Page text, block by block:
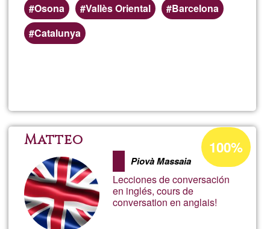
Osona
Vallès Oriental
Barcelona
Catalunya
Simó
i
Matteo
Piovà Massaia
Lecciones de conversación
en inglés, cours de
conversation en anglais!
Acceptance
percentage
Ğ1
100%